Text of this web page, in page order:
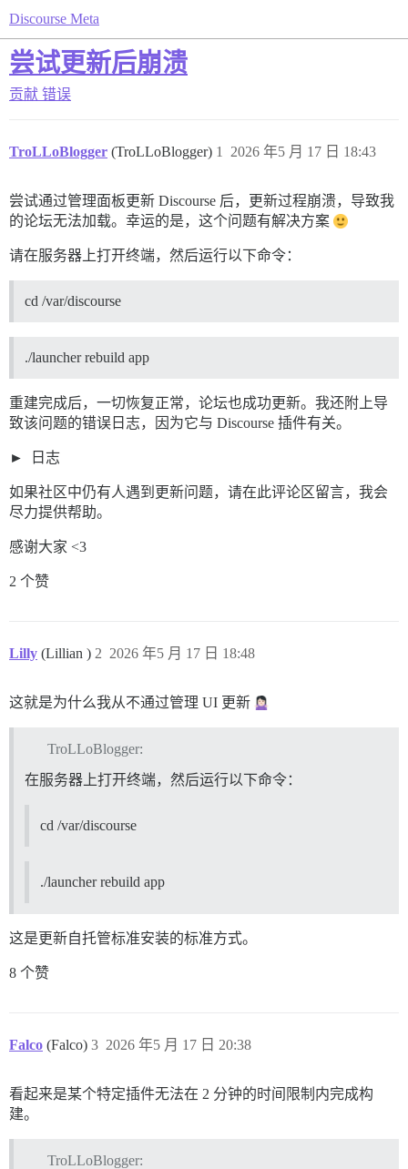
Discourse Meta
尝试更新后崩溃
贡献 错误
TroLLoBlogger (TroLLoBlogger) 2026 年5 月 17 日 18:43
1
尝试通过管理面板更新 Discourse 后，更新过程崩溃，导致我
的论坛无法加载。幸运的是，这个问题有解决方案
请在服务器上打开终端，然后运行以下命令：
cd /var/discourse
./launcher rebuild app
重建完成后，一切恢复正常，论坛也成功更新。我还附上导
致该问题的错误日志，因为它与 Discourse 插件有关。
日志
如果社区中仍有人遇到更新问题，请在此评论区留言，我会
尽力提供帮助。
感谢大家 <3
2 个赞
Lilly (Lillian ) 2026 年5 月 17 日 18:48
2
这就是为什么我从不通过管理 UI 更新
TroLLoBlogger:
在服务器上打开终端，然后运行以下命令：
cd /var/discourse
./launcher rebuild app
这是更新自托管标准安装的标准方式。
8 个赞
Falco (Falco) 2026 年5 月 17 日 20:38
3
看起来是某个特定插件无法在 2 分钟的时间限制内完成构
建。
TroLLoBlogger: